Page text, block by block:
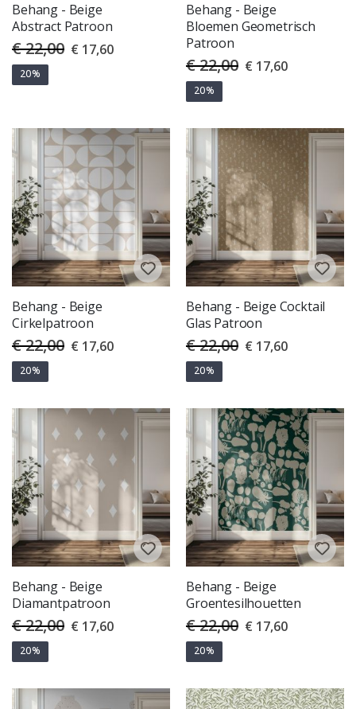
Behang - Beige
Abstract Patroon
€ 22,00 Special
Price
€ 17,60
20%
Behang - Beige
Bloemen Geometrisch
Patroon
€ 22,00 Special
Price
€ 17,60
20%
Behang - Beige
Cirkelpatroon
€ 22,00 Special
Price
€ 17,60
20%
Behang - Beige Cocktail
Glas Patroon
€ 22,00 Special
Price
€ 17,60
20%
Behang - Beige
Diamantpatroon
€ 22,00 Special
Price
€ 17,60
20%
Behang - Beige
Groentesilhouetten
€ 22,00 Special
Price
€ 17,60
20%